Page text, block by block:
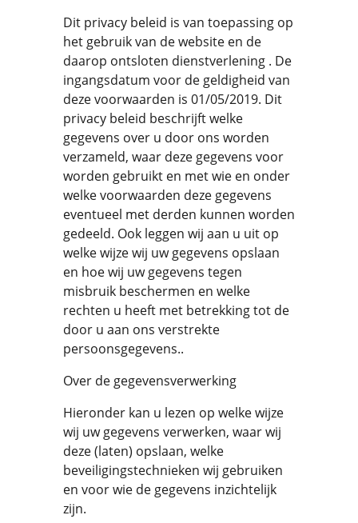
Dit privacy beleid is van toepassing op
het gebruik van de website en de
daarop ontsloten dienstverlening . De
ingangsdatum voor de geldigheid van
deze voorwaarden is 01/05/2019. Dit
privacy beleid beschrijft welke
gegevens over u door ons worden
verzameld, waar deze gegevens voor
worden gebruikt en met wie en onder
welke voorwaarden deze gegevens
eventueel met derden kunnen worden
gedeeld. Ook leggen wij aan u uit op
welke wijze wij uw gegevens opslaan
en hoe wij uw gegevens tegen
misbruik beschermen en welke
rechten u heeft met betrekking tot de
door u aan ons verstrekte
persoonsgegevens..
Over de gegevensverwerking
Hieronder kan u lezen op welke wijze
wij uw gegevens verwerken, waar wij
deze (laten) opslaan, welke
beveiligingstechnieken wij gebruiken
en voor wie de gegevens inzichtelijk
zijn.